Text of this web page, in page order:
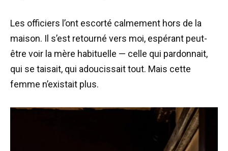
Les officiers l’ont escorté calmement hors de la
maison. Il s’est retourné vers moi, espérant peut-
être voir la mère habituelle — celle qui pardonnait,
qui se taisait, qui adoucissait tout. Mais cette
femme n’existait plus.